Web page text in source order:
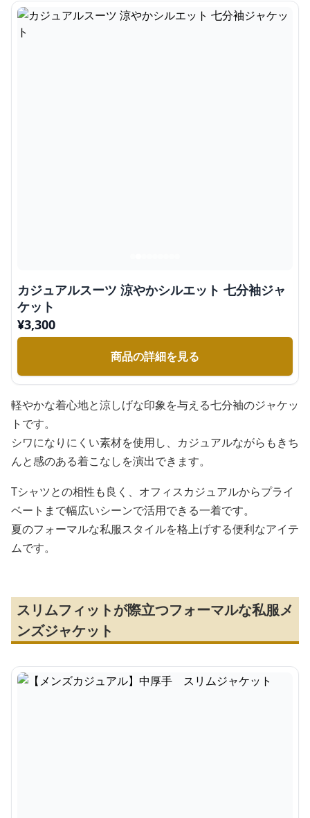
カジュアルスーツ 涼やかシルエット 七分袖ジャ
ケット
¥3,300
商品の詳細を見る
軽やかな着心地と涼しげな印象を与える七分袖のジャケッ
トです。
シワになりにくい素材を使用し、カジュアルながらもきち
んと感のある着こなしを演出できます。
Tシャツとの相性も良く、オフィスカジュアルからプライ
ベートまで幅広いシーンで活用できる一着です。
夏のフォーマルな私服スタイルを格上げする便利なアイテ
ムです。
スリムフィットが際立つフォーマルな私服メ
ンズジャケット